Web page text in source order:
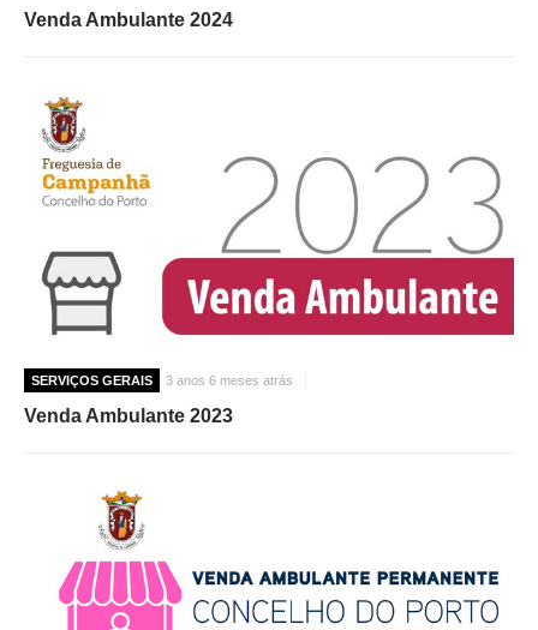
Venda Ambulante 2024
SERVIÇOS GERAIS 3 anos 6 meses atrás
Venda Ambulante 2023